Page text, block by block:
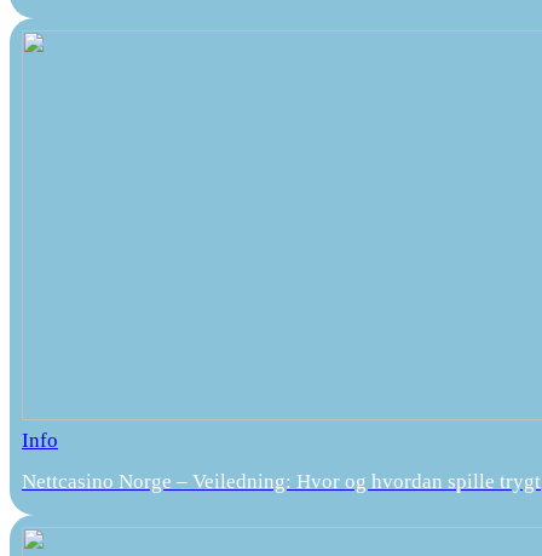
Info
Nettcasino Norge – Veiledning: Hvor og hvordan spille trygt